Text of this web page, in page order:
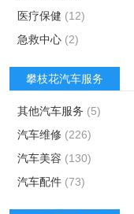
医疗保健 (12)
急救中心 (2)
攀枝花汽车服务
其他汽车服务 (5)
汽车维修 (226)
汽车美容 (130)
汽车配件 (73)